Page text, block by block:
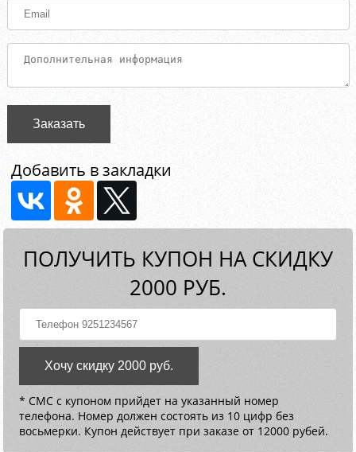
Заказать
Добавить в закладки
ПОЛУЧИТЬ КУПОН НА СКИДКУ
2000 РУБ.
Хочу скидку 2000 руб.
* СМС с купоном прийдет на указанный номер
телефона. Номер должен состоять из 10 цифр без
восьмерки. Купон действует при заказе от 12000 рубей.